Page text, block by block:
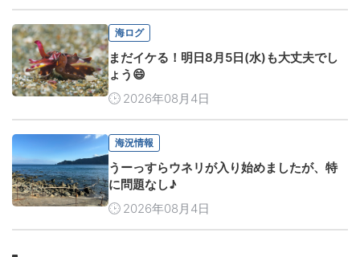
海ログ
まだイケる！明日8月5日(水)も大丈夫でし
ょう😄
2026年08月4日
海況情報
うーっすらウネリが入り始めましたが、特
に問題なし♪
2026年08月4日